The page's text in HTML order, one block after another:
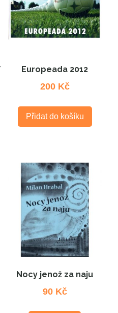
Europeada 2012
200 Kč
Přidat do košíku
Nocy jenož za naju
90 Kč